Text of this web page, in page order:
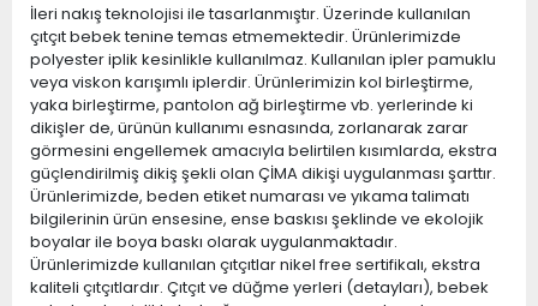
İleri nakış teknolojisi ile tasarlanmıştır. Üzerinde kullanılan
çıtçıt bebek tenine temas etmemektedir. Ürünlerimizde
polyester iplik kesinlikle kullanılmaz. Kullanılan ipler pamuklu
veya viskon karışımlı iplerdir. Ürünlerimizin kol birleştirme,
yaka birleştirme, pantolon ağ birleştirme vb. yerlerinde ki
dikişler de, ürünün kullanımı esnasında, zorlanarak zarar
görmesini engellemek amacıyla belirtilen kısımlarda, ekstra
güçlendirilmiş dikiş şekli olan ÇİMA dikişi uygulanması şarttır.
Ürünlerimizde, beden etiket numarası ve yıkama talimatı
bilgilerinin ürün ensesine, ense baskısı şeklinde ve ekolojik
boyalar ile boya baskı olarak uygulanmaktadır.
Ürünlerimizde kullanılan çıtçıtlar nikel free sertifikalı, ekstra
kaliteli çıtçıtlardır. Çıtçıt ve düğme yerleri (detayları), bebek